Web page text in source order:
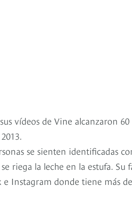
vídeos de Vine alcanzaron 60
se sienten identificadas
riega la leche en la estufa. Su
e Instagram donde tiene más